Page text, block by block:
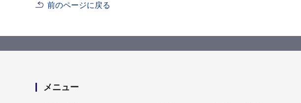
前のページに戻る
メニュー